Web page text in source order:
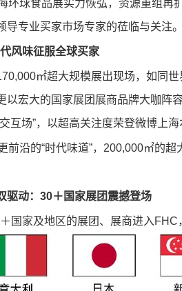
环球食品展实力恢弘，资源重组再
导专业买家市场专家的莅临与关注。
风味征服全球买家
㎡超大规模展出现场，如同
以宏大的国家展团展商品牌大咖阵
互场”，以超高关注度荣登微博上
前沿的“时代味道”，200,000㎡的
驱动： 30＋国家展团震撼登场
国家及地区的展团、展商进入FHC